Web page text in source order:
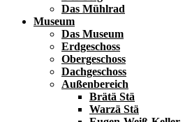
Das Mühlrad
Museum
Das Museum
Erdgeschoss
Obergeschoss
Dachgeschoss
Außenbereich
Brätä Stä
Warzä Stä